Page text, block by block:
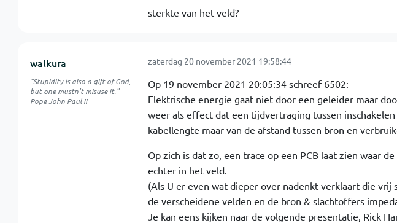
sterkte van het veld?
walkura
"Stupidity is also a gift of God,
but one mustn't misuse it." -
Pope John Paul II
zaterdag 20 november 2021 19:58:44
Op 19 november 2021 20:05:34 schreef 6502:
Elektrische energie gaat niet door een geleider maar
weer als effect dat een tijdvertraging tussen
kabellengte maar van de afstand tussen bron en
Op zich is dat zo, een trace op een PCB laat zien waar
echter in het veld.
(Als U er even wat dieper over nadenkt verklaart die
de verscheidene velden en de bron & slachtoffers
Je kan eens kijken naar de volgende presentatie, Rick